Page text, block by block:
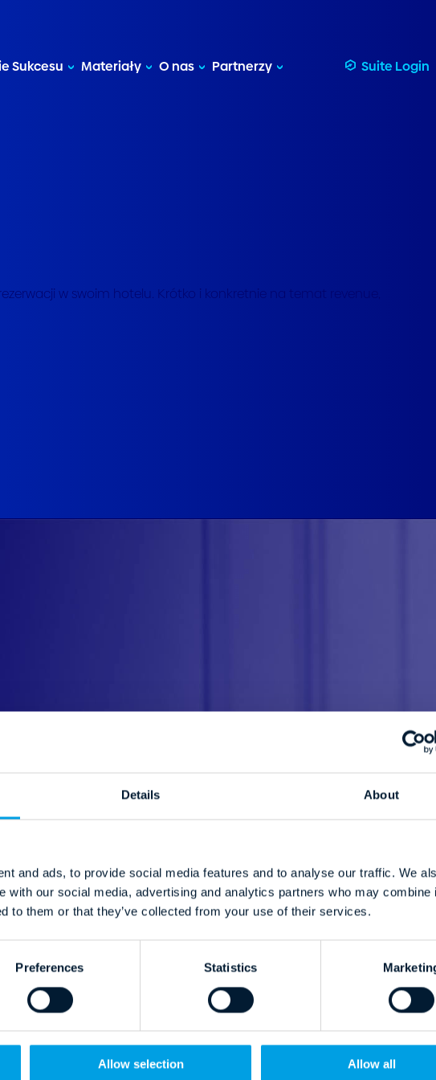
Details About
and ads, to provide social media features and to analyse our traffic. We
with our social media, advertising and analytics partners who may combine
to them or that they’ve collected from your use of their services.
Preferences Statistics
Allow selection Allow all
Sukcesu Materiały O nas Partnerzy Suite Login
w swoim hotelu. Krótko i konkretnie na temat revenue,